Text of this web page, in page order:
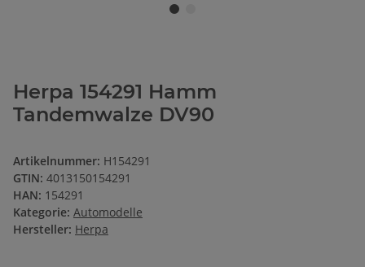
Herpa 154291 Hamm
Tandemwalze DV90
Artikelnummer: H154291
GTIN: 4013150154291
HAN: 154291
Kategorie: Automodelle
Hersteller: Herpa